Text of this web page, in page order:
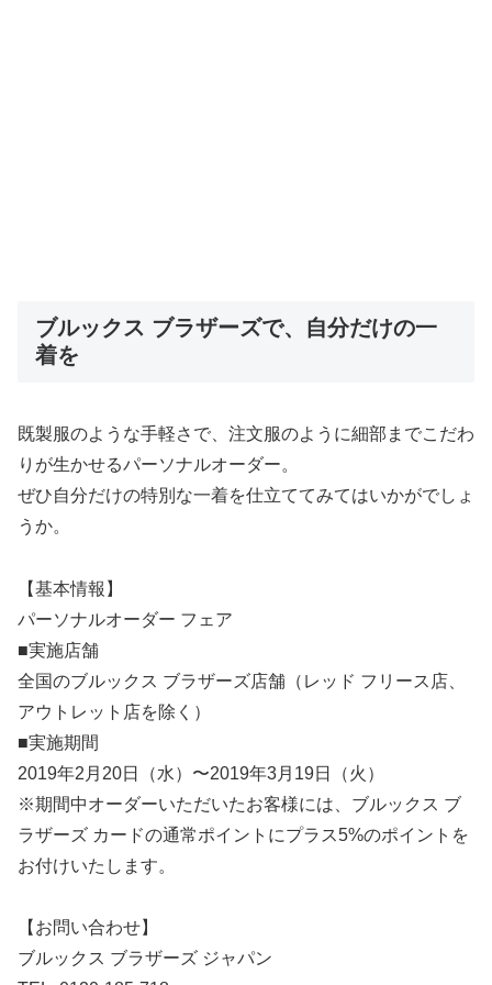
ブルックス ブラザーズで、自分だけの一
着を
既製服のような手軽さで、注文服のように細部までこだわ
りが生かせるパーソナルオーダー。
ぜひ自分だけの特別な一着を仕立ててみてはいかがでしょ
うか。
【基本情報】
パーソナルオーダー フェア
■実施店舗
全国のブルックス ブラザーズ店舗（レッド フリース店、
アウトレット店を除く）
■実施期間
2019年2月20日（水）〜2019年3月19日（火）
※期間中オーダーいただいたお客様には、ブルックス ブ
ラザーズ カードの通常ポイントにプラス5%のポイントを
お付けいたします。
【お問い合わせ】
ブルックス ブラザーズ ジャパン